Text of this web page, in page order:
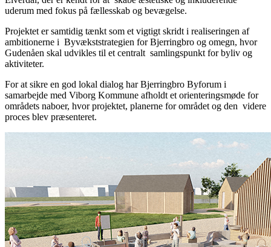
uderum med fokus på fællesskab og bevægelse.
Projektet er samtidig tænkt som et vigtigt skridt i realiseringen af
ambitionerne i Byvækststrategien for Bjerringbro og omegn, hvor
Gudenåen skal udvikles til et centralt samlingspunkt for byliv og
aktiviteter.
For at sikre en god lokal dialog har Bjerringbro Byforum i
samarbejde med Viborg Kommune afholdt et orienteringsmøde for
områdets naboer, hvor projektet, planerne for området og den videre
proces blev præsenteret.